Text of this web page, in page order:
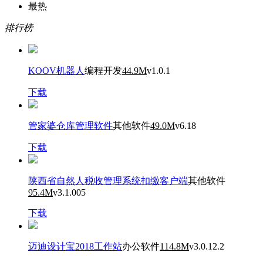
最热
排行榜
KOOV机器人 编程开发44.9Mv1.0.1
下载
管家婆仓库管理软件其他软件49.0Mv6.18
下载
陕西省自然人税收管理系统扣缴客户端其他软件
95.4Mv3.1.005
下载
迈迪设计宝2018工作站办公软件114.8Mv3.0.12.2